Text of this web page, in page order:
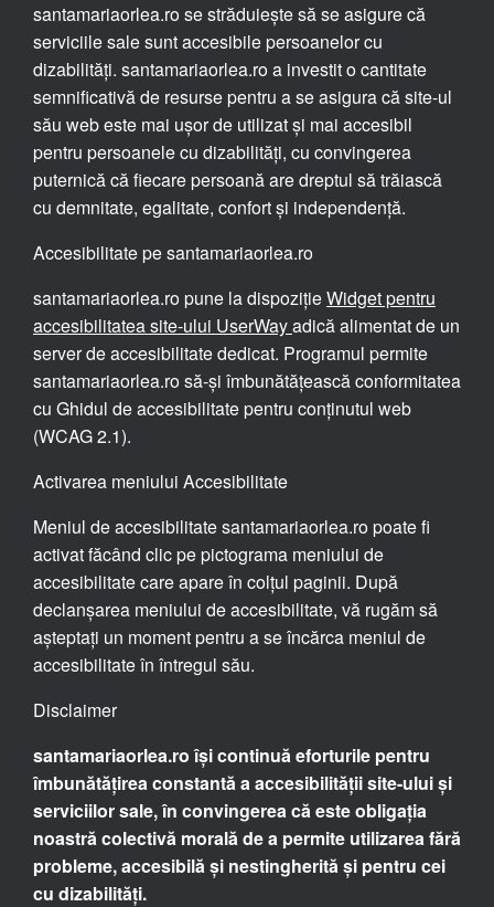
santamariaorlea.ro se străduiește să se asigure că
serviciile sale sunt accesibile persoanelor cu
dizabilități. santamariaorlea.ro a investit o cantitate
semnificativă de resurse pentru a se asigura că site-ul
său web este mai ușor de utilizat și mai accesibil
pentru persoanele cu dizabilități, cu convingerea
puternică că fiecare persoană are dreptul să trăiască
cu demnitate, egalitate, confort și independență.
Accesibilitate pe santamariaorlea.ro
santamariaorlea.ro pune la dispozițieWidget pentru
accesibilitatea site-ului UserWayadică alimentat de un
server de accesibilitate dedicat. Programul permite
santamariaorlea.ro să-și îmbunătățească conformitatea
cu Ghidul de accesibilitate pentru conținutul web
(WCAG 2.1).
Activarea meniului Accesibilitate
Meniul de accesibilitate santamariaorlea.ro poate fi
activat făcând clic pe pictograma meniului de
accesibilitate care apare în colțul paginii. După
declanșarea meniului de accesibilitate, vă rugăm să
așteptați un moment pentru a se încărca meniul de
accesibilitate în întregul său.
Disclaimer
santamariaorlea.ro își continuă eforturile pentru
îmbunătățirea constantă a accesibilității site-ului și
serviciilor sale, în convingerea că este obligația
noastră colectivă morală de a permite utilizarea fără
probleme, accesibilă și nestingherită și pentru cei
cu dizabilități.